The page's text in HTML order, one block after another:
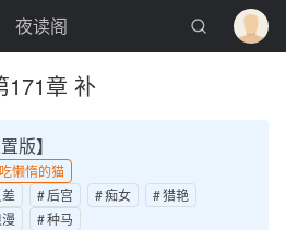
夜读阁
171章 补
版】
懒惰的猫
后宫 痴女
猎艳
种马